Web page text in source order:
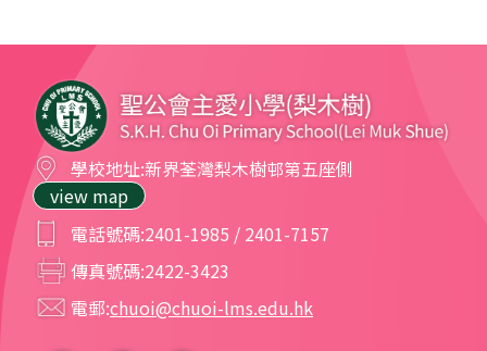
學校地址:新界荃灣梨木樹邨第五座側
view map
電話號碼:2401-1985 / 2401-7157
傳真號碼:2422-3423
電郵:chuoi@chuoi-lms.edu.hk